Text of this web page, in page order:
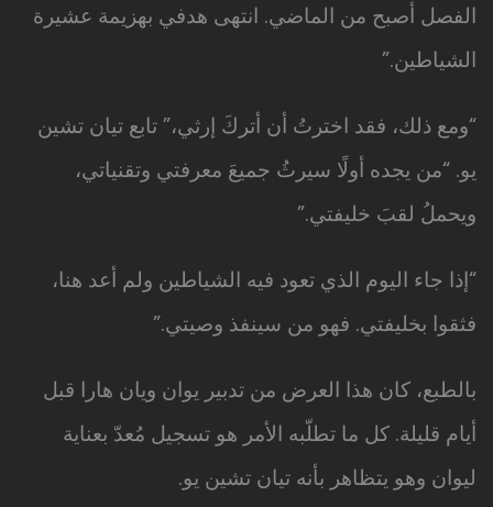
الفصل أصبح من الماضي. انتهى هدفي بهزيمة عشيرة
الشياطين.”
“ومع ذلك، فقد اخترتُ أن أتركَ إرثي،” تابع تيان تشين
يو. “من يجده أولًا سيرثُ جميعَ معرفتي وتقنياتي،
ويحملُ لقبَ خليفتي.”
“إذا جاء اليوم الذي تعود فيه الشياطين ولم أعد هنا،
فثقوا بخليفتي. فهو من سينفذ وصيتي.”
بالطبع، كان هذا العرض من تدبير يوان ويان هارا قبل
أيام قليلة. كل ما تطلّبه الأمر هو تسجيل مُعدّ بعناية
ليوان وهو يتظاهر بأنه تيان تشين يو.